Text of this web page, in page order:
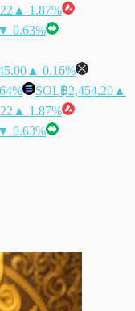
▲ 1.87%
▼ 0.63%
▲ 0.16%
SOL฿2,454.20 ▲
▲ 1.87%
▼ 0.63%